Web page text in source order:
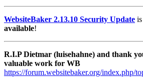
WebsiteBaker 2.13.10 Security Update
available!
R.I.P Dietmar (luisehahne) and thank
valuable work for WB
https://forum.websitebaker.org/index.php/